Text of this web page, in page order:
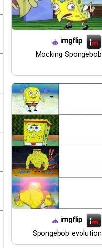
imgflip
Mocking Spongebob
imgflip
Spongebob evolution